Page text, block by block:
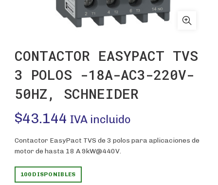
CONTACTOR EASYPACT TVS
3 POLOS -18A-AC3-220V-
50HZ, SCHNEIDER
$43.144 IVA incluido
Contactor EasyPact TVS de 3 polos para aplicaciones de
motor de hasta 18 A 9kW@440V.
100 DISPONIBLES